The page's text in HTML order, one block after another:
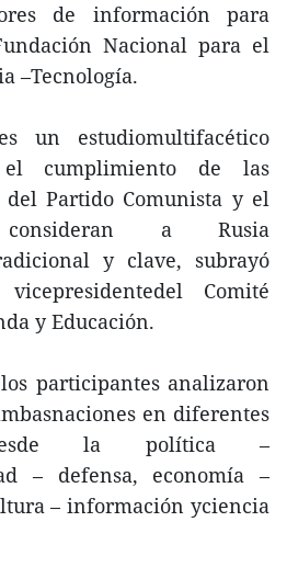
de información para
Nacional para el
–Tecnología.
un estudiomultifacético
cumplimiento de las
del Partido Comunista y el
a Rusia
y clave, subrayó
Comité
y Educación.
participantes analizaron
en diferentes
desde la política –
– defensa, economía –
– información yciencia